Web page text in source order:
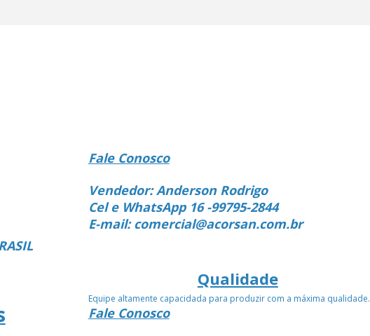
Fale Conosco
Vendedor: Anderson Rodrigo
Cel e WhatsApp 16 -99795-2844
E-mail: comercial@acorsan.com.br
Qualidade
Equipe altamente capacidada para produzir com a máxima qualidade.
Fale Conosco